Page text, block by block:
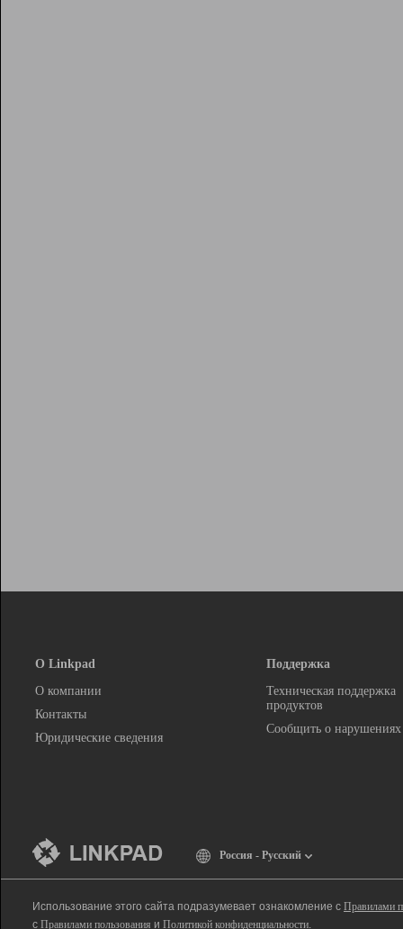
О Linkpad
О компании
Контакты
Юридические сведения
Поддержка
Техническая поддержка
продуктов
Сообщить о нарушениях
Россия - Русский
Использование этого сайта подразумевает ознакомление с Правилами
с Правилами пользования и Политикой конфиденциальности.